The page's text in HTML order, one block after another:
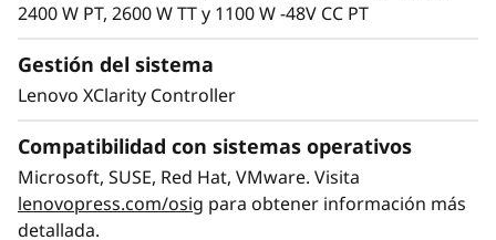
2400 W PT, 2600 W TT y 1100 W -48V CC PT
Gestión del sistema
Lenovo XClarity Controller
Compatibilidad con sistemas operativos
Microsoft, SUSE, Red Hat, VMware. Visita
lenovopress.com/osig para obtener información más
detallada.